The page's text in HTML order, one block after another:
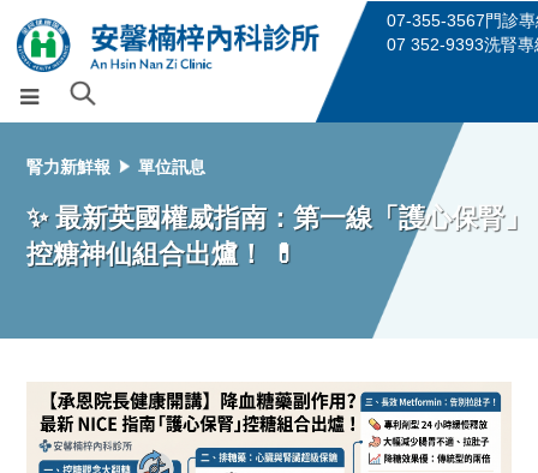
07-355-3567門診
07 352-9393洗腎專
腎力新鮮報 單位訊息
✨ 最新英國權威指南：第一線「護心保腎」
控糖神仙組合出爐！ 💊